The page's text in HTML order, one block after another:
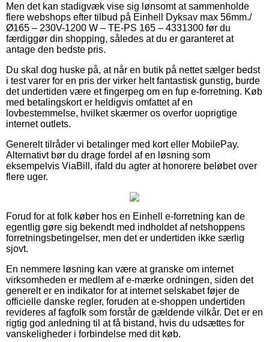
Men det kan stadigvæk vise sig lønsomt at sammenholde
flere webshops efter tilbud på Einhell Dyksav max 56mm./
Ø165 – 230V-1200 W – TE-PS 165 – 4331300 før du
færdiggør din shopping, således at du er garanteret at
antage den bedste pris.
Du skal dog huske på, at når en butik på nettet sælger bedst
i test varer for en pris der virker helt fantastisk gunstig, burde
det undertiden være et fingerpeg om en fup e-forretning. Køb
med betalingskort er heldigvis omfattet af en
lovbestemmelse, hvilket skærmer os overfor uoprigtige
internet outlets.
Generelt tilråder vi betalinger med kort eller MobilePay.
Alternativt bør du drage fordel af en løsning som
eksempelvis ViaBill, ifald du agter at honorere beløbet over
flere uger.
Forud for at folk køber hos en Einhell e-forretning kan de
egentlig gøre sig bekendt med indholdet af netshoppens
forretningsbetingelser, men det er undertiden ikke særlig
sjovt.
En nemmere løsning kan være at granske om internet
virksomheden er medlem af e-mærke ordningen, siden det
generelt er en indikator for at internet selskabet føjer de
officielle danske regler, foruden at e-shoppen undertiden
revideres af fagfolk som forstår de gældende vilkår. Det er en
rigtig god anledning til at få bistand, hvis du udsættes for
vanskeligheder i forbindelse med dit køb.